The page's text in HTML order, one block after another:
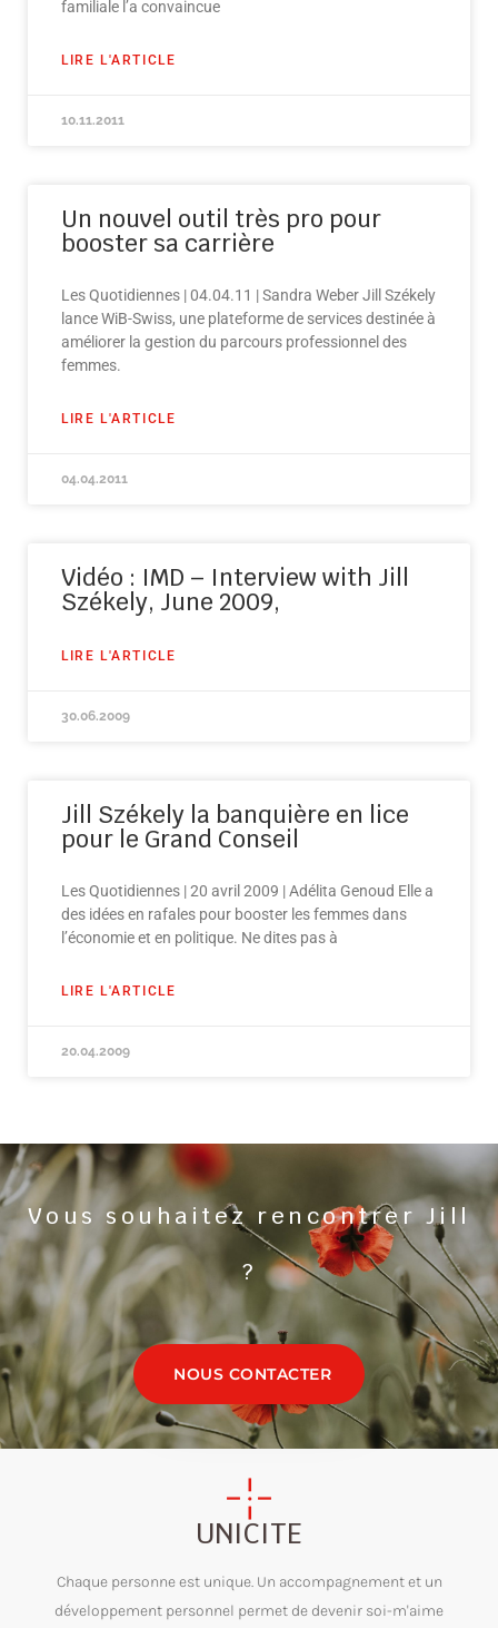
familiale l’a convaincue
LIRE L'ARTICLE
10.11.2011
Un nouvel outil très pro pour
booster sa carrière
Les Quotidiennes | 04.04.11 | Sandra Weber Jill Székely
lance WiB-Swiss, une plateforme de services destinée à
améliorer la gestion du parcours professionnel des
femmes.
LIRE L'ARTICLE
04.04.2011
Vidéo : IMD – Interview with Jill
Székely, June 2009,
LIRE L'ARTICLE
30.06.2009
Jill Székely la banquière en lice
pour le Grand Conseil
Les Quotidiennes | 20 avril 2009 | Adélita Genoud Elle a
des idées en rafales pour booster les femmes dans
l’économie et en politique. Ne dites pas à
LIRE L'ARTICLE
20.04.2009
Vous souhaitez rencontrer Jill
?
NOUS CONTACTER
UNICITE
Chaque personne est unique. Un accompagnement et un
développement personnel permet de devenir soi-m'aime